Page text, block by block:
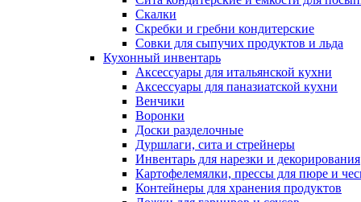
Скалки
Скребки и гребни кондитерские
Совки для сыпучих продуктов и льда
Кухонный инвентарь
Аксессуары для итальянской кухни
Аксессуары для паназиатской кухни
Венчики
Воронки
Доски разделочные
Дуршлаги, сита и стрейнеры
Инвентарь для нарезки и декорирования
Картофелемялки, прессы для пюре и
Контейнеры для хранения продуктов